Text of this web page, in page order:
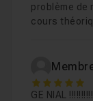
problème de
cours
5
GE NIAL